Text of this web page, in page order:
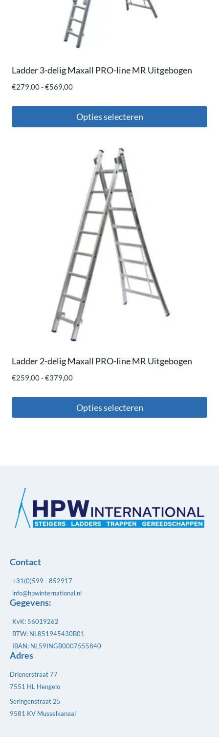
Ladder 3-delig Maxall PRO-line MR Uitgebogen
€279,00-€569,00
Opties selecteren
Ladder 2-delig Maxall PRO-line MR Uitgebogen
€259,00-€379,00
Opties selecteren
Contact
+31(0)599 - 852917
info@hpwinternational.nl
Gegevens:
KvK: 56019262
BTW: NL851945430B01
IBAN: NL59INGB0007555840
Adres
Drienerstraat 77
7551 HL Hengelo
Seringenstraat 25
9581 KV Musselkanaal